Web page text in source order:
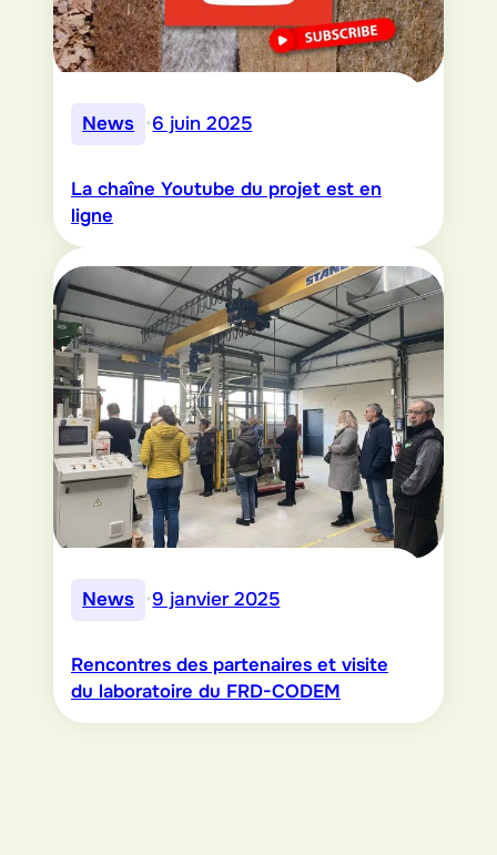
News •6 juin 2025
La chaîne Youtube du projet est en
ligne
News •9 janvier 2025
Rencontres des partenaires et visite
du laboratoire du FRD-CODEM